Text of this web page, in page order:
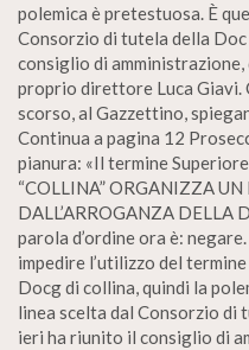
polemica è pretestuosa. È
Consorzio di tutela della
consiglio di
proprio direttore Luca Giavi.
scorso, al Gazzettino,
Continua a pagina 12
pianura: «Il termine
“COLLINA” ORGANIZZA
DALL’ARROGANZA DELLA
parola d’ordine ora è:
impedire l’utilizzo del
Docg di collina, quindi la
linea scelta dal Consorzio di
ieri ha riunito il consiglio di